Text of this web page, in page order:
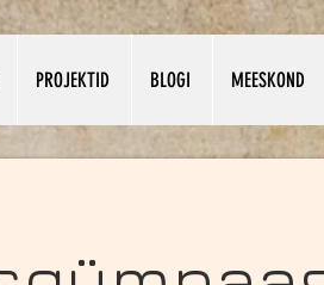
PROJEKTID BLOGI MEESKOND